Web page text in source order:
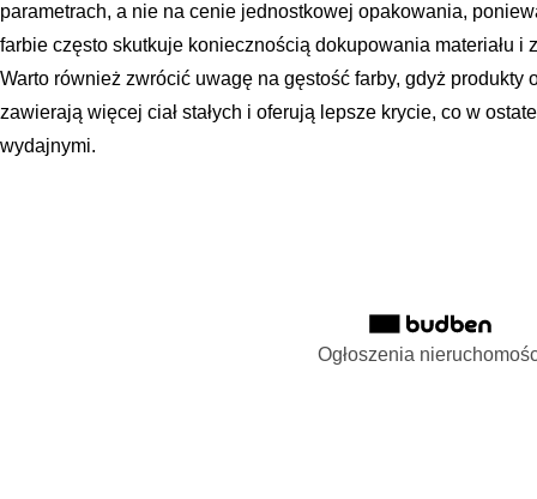
parametrach, a nie na cenie jednostkowej opakowania,
farbie często skutkuje koniecznością dokupowania materiału i
Warto również zwrócić uwagę na gęstość farby, gdyż produkty
zawierają więcej ciał stałych i oferują lepsze krycie, co w
wydajnymi.
Ogłoszenia